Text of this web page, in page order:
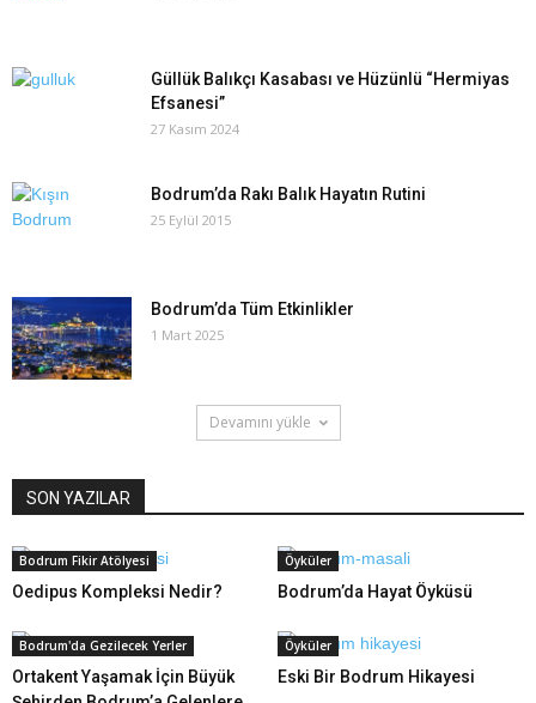
Güllük Balıkçı Kasabası ve Hüzünlü “Hermiyas
Efsanesi”
27 Kasım 2024
Bodrum’da Rakı Balık Hayatın Rutini
25 Eylül 2015
Bodrum’da Tüm Etkinlikler
1 Mart 2025
Devamını yükle
SON YAZILAR
Bodrum Fikir Atölyesi
Oedipus Kompleksi Nedir?
Öyküler
Bodrum’da Hayat Öyküsü
Bodrum'da Gezilecek Yerler
Ortakent Yaşamak İçin Büyük
Öyküler
Eski Bir Bodrum Hikayesi